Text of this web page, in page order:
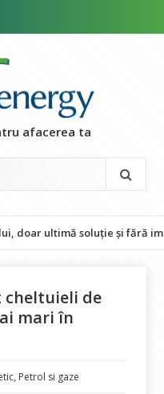
afacerea ta
ultimă soluție și fără impact
cheltuieli de
mari în
, Petrol si gaze